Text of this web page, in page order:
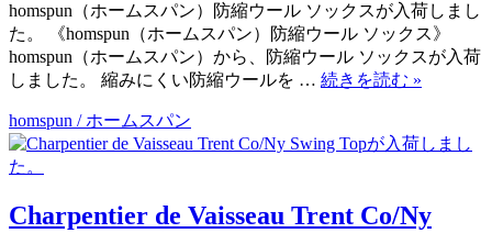
homspun（ホームスパン）防縮ウール ソックスが入荷しまし
た。 《homspun（ホームスパン）防縮ウール ソックス》
homspun（ホームスパン）から、防縮ウール ソックスが入荷
しました。 縮みにくい防縮ウールを … 続きを読む »
homspun / ホームスパン
Charpentier de Vaisseau Trent Co/Ny